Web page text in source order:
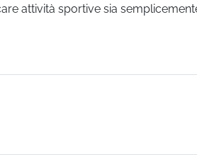
attività sportive sia